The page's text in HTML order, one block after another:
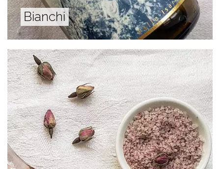
Bianchi